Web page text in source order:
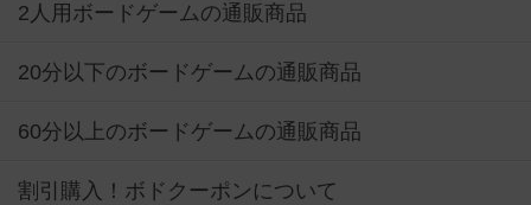
2人用ボードゲームの通販商品
20分以下のボードゲームの通販商品
60分以上のボードゲームの通販商品
割引購入！ボドクーポンについて